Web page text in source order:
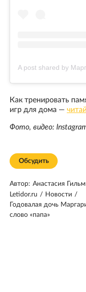
Как тренировать
игр для дома —
Фото, видео:
Обсудить
Автор: Анастасия
Letidor.ru / Новости /
Годовалая дочь
слово «папа»